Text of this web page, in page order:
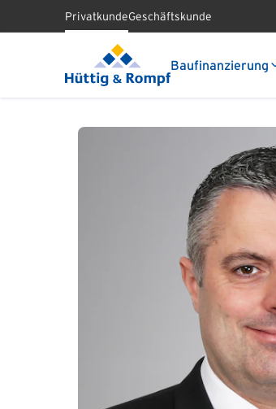
PrivatkundeGeschäftskunde
Baufinanzierung